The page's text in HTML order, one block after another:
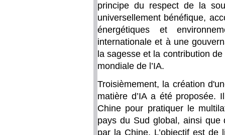
principe du respect de la
universellement bénéfique,
énergétiques et
internationale et à une
la sagesse et la contribution
mondiale de l’IA.
Troisièmement, la création
matière d’IA a été proposée.
Chine pour pratiquer le
pays du Sud global, ainsi que
par la Chine. L’objectif est de